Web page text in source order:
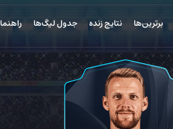
برترین‌ها نتایج زنده جدول لیگ‌ها راهنما